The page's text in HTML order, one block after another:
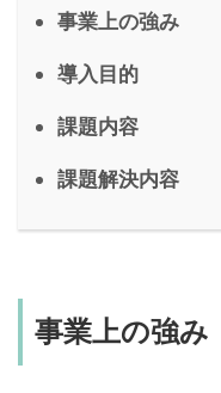
事業上の強み
導入目的
課題内容
課題解決内容
事業上の強み